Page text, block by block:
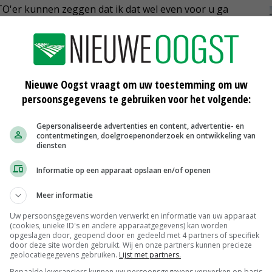
kunnen zeggen dat ik dat wel even voor u ga
Maar helaas, zo werkt het niet (meer).
die tegen de sector worden gebruikt, ze komen
naar iets anders. Dat kunnen u en ik niet
en groter.
Brusselse collega's moeten we veel beter naar
keer op keer merk ik weer dat het beide kampen niet
naar een manier van produceren die ertoe leidt dat
Wij kunnen uw oren in de maatschappij zijn.
voor nodig, allemaal waar. Maar laten we ons daar
doen. Want die tijd is voorbij.
Nieuwe Oogst vraagt om uw toestemming om uw
persoonsgegevens te gebruiken voor het volgende:
Gepersonaliseerde advertenties en content, advertentie- en
contentmetingen, doelgroepenonderzoek en ontwikkeling van
diensten
Informatie op een apparaat opslaan en/of openen
Meer informatie
Uw persoonsgegevens worden verwerkt en informatie van uw apparaat
(cookies, unieke ID's en andere apparaatgegevens) kan worden
opgeslagen door, geopend door en gedeeld met 4 partners of specifiek
door deze site worden gebruikt. Wij en onze partners kunnen precieze
geolocatiegegevens gebruiken. Lijst met partners.